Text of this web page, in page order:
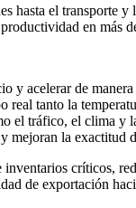
hasta el
en más
y acelerar de
real tanto la
el tráfico, el clima y
mejoran la exactitud
críticos,
de exportación